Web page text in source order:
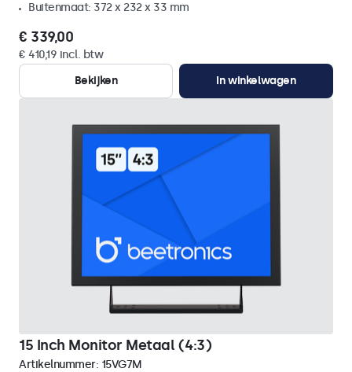
Buitenmaat: 372 x 232 x 33 mm
€ 339,00
€ 410,19 incl. btw
Bekijken
In winkelwagen
15 Inch Monitor Metaal (4:3)
Artikelnummer: 15VG7M